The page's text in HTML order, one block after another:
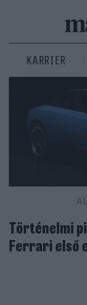
KARRIER
Történelmi
Ferrari első